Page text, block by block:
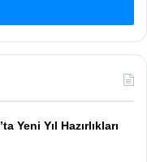
Yeni Yıl Hazırlıkları